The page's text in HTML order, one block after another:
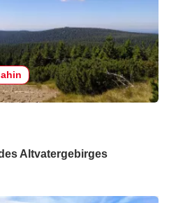
Altvatergebirges